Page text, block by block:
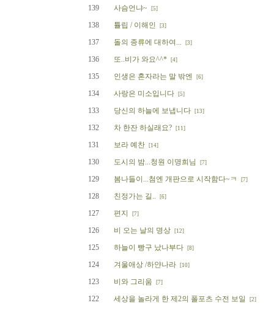
139 사슴언냐~ [5]
138 튤립 / 이해인 [3]
137 돌의 종류에 대하여... [3]
136 또..비가 와요^^* [4]
135 인생은 혼자라는 말 밖엔 [6]
134 사랑은 미소입니다 [5]
133 당신의 하늘에 보냅니다 [13]
132 차 한잔 하실래요? [11]
131 보라 예찬 [14]
130 도시의 밤...청원 이명희님 [7]
129 봄나들이...첨엔 개판으로 시작함다~ㅋ [7]
128 친정가는 길.. [6]
127 편지 [7]
126 비 오는 날의 명상 [12]
125 하늘이 빵구 났나부다 [8]
124 겨울애상 /하얀나라 [10]
123 비와 그리움 [7]
122 세상을 놀라게 한 제2의 폴포츠 수전 보일 [2]